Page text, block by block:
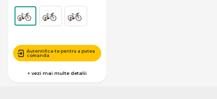
Autentifica-te pentru a putea
comanda
+ vezi mai multe detalii